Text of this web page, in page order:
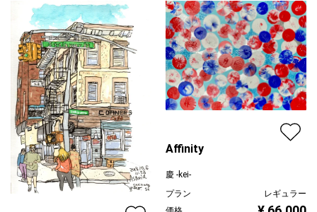
Affinity
慶 -kei-
プラン
レギュラー